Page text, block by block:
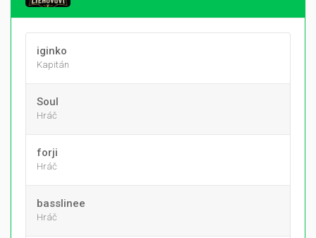
iginko
Kapitán
Soul
Hráč
forji
Hráč
basslinee
Hráč